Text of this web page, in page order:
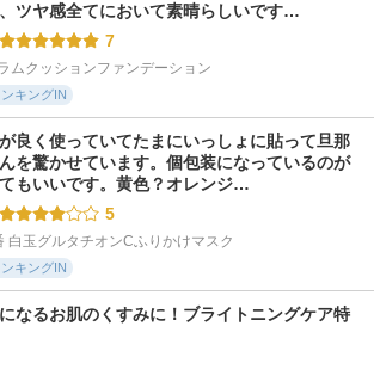
ツヤ感全てにおいて素晴らしいです…
7
ムクッションファンデーション
ンキングIN
良く使っていてたまにいっしょに貼って旦那
を驚かせています。個包装になっているのが
もいいです。黄色？オレンジ…
5
白玉グルタチオンCふりかけマスク
ンキングIN
なるお肌のくすみに！ブライトニングケア特